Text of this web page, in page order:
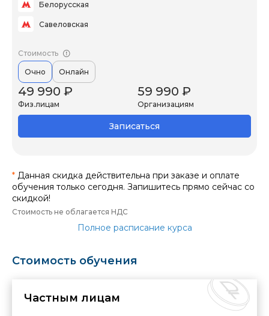
Белорусская
Савеловская
Стоимость
Очно Онлайн
49 990 ₽
Физ.лицам
59 990 ₽
Организациям
Записаться
* Данная скидка действительна при заказе и оплате
обучения только сегодня. Запишитесь прямо сейчас со
скидкой!
Стоимость не облагается НДС
Полное расписание курса
Стоимость обучения
Частным лицам